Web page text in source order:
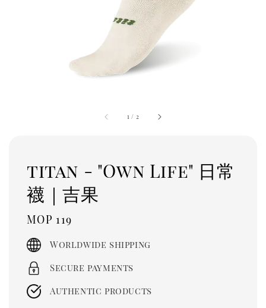
1 / 2
titan - "Own Life" 日常
襪｜吉果
Regular
price
MOP 119
Worldwide shipping
Secure payments
Authentic products